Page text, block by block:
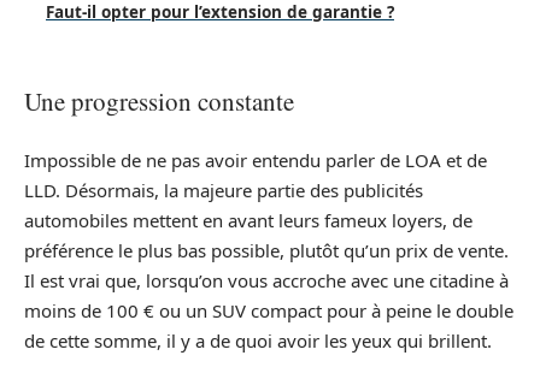
Faut-il opter pour l’extension de garantie ?
Une progression constante
Impossible de ne pas avoir entendu parler de LOA et de
LLD. Désormais, la majeure partie des publicités
automobiles mettent en avant leurs fameux loyers, de
préférence le plus bas possible, plutôt qu’un prix de vente.
Il est vrai que, lorsqu’on vous accroche avec une citadine à
moins de 100 € ou un SUV compact pour à peine le double
de cette somme, il y a de quoi avoir les yeux qui brillent.